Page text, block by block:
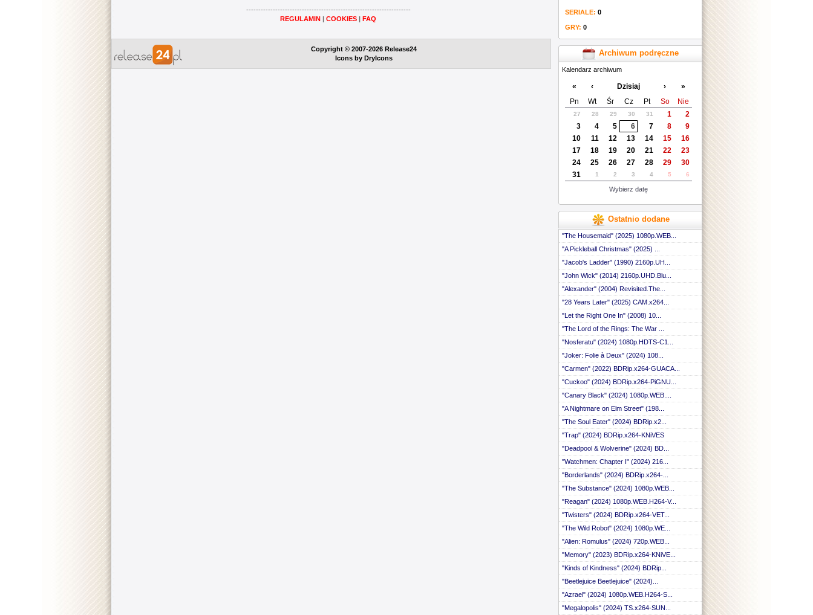
SERIALE: 0
GRY: 0
Archiwum podręczne
Kalendarz archiwum
« ‹ Dzisiaj ›
»
Pn
Wt Śr Cz Pt So Nie
27 28 29 30 31 1
2
3
4 5 6 7 8
9
10
11 12 13 14 15
16
17
18 19 20 21 22
23
24
25 26 27 28 29
30
31
1 2 3 4 5 6
Wybierz datę
Ostatnio dodane
"The Housemaid" (2025) 1080p.WEB...
"A Pickleball Christmas" (2025) ...
"Jacob's Ladder" (1990) 2160p.UH...
"John Wick" (2014) 2160p.UHD.Blu...
"Alexander" (2004) Revisited.The...
"28 Years Later" (2025) CAM.x264...
"Let the Right One In" (2008) 10...
"The Lord of the Rings: The War ...
"Nosferatu" (2024) 1080p.HDTS-C1...
"Joker: Folie à Deux" (2024) 108...
"Carmen" (2022) BDRip.x264-GUACA...
"Cuckoo" (2024) BDRip.x264-PiGNU...
"Canary Black" (2024) 1080p.WEB....
"A Nightmare on Elm Street" (198...
"The Soul Eater" (2024) BDRip.x2...
"Trap" (2024) BDRip.x264-KNiVES
"Deadpool & Wolverine" (2024) BD...
"Watchmen: Chapter I" (2024) 216...
"Borderlands" (2024) BDRip.x264-...
"The Substance" (2024) 1080p.WEB...
"Reagan" (2024) 1080p.WEB.H264-V...
"Twisters" (2024) BDRip.x264-VET...
"The Wild Robot" (2024) 1080p.WE...
"Alien: Romulus" (2024) 720p.WEB...
"Memory" (2023) BDRip.x264-KNiVE...
"Kinds of Kindness" (2024) BDRip...
"Beetlejuice Beetlejuice" (2024)...
"Azrael" (2024) 1080p.WEB.H264-S...
"Megalopolis" (2024) TS.x264-SUN...
--------------------------------------------------------------------
REGULAMIN
COOKIES FAQ
Copyright © 2007-2026 Release24
Icons by DryIcons